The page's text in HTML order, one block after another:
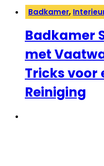
Badkamer,
Badkamer
met
Tricks voor
Reiniging